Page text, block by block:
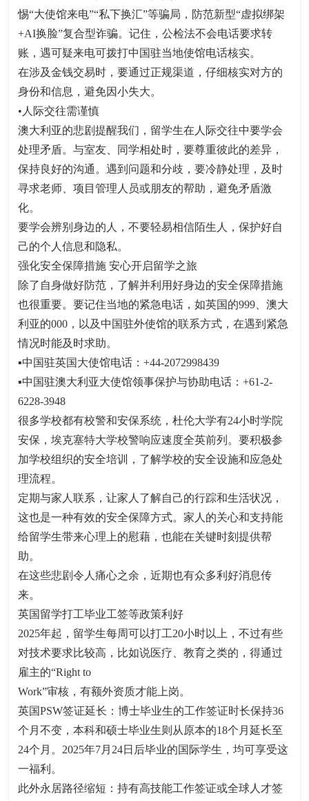
惕“大使馆来电”“私下换汇”等骗局，防范新型“虚拟绑架
+AI换脸”复合型诈骗。记住，公检法不会电话要求转
账，遇可疑来电可拨打中国驻当地使馆电话核实。
在涉及金钱交易时，要通过正规渠道，仔细核实对方的
身份和信息，避免因小失大。
•人际交往需谨慎
澳大利亚的悲剧提醒我们，留学生在人际交往中要学会
处理矛盾。与室友、同学相处时，要尊重彼此的差异，
保持良好的沟通。遇到问题和分歧，要冷静处理，及时
寻求老师、项目管理人员或朋友的帮助，避免矛盾激
化。
要学会辨别身边的人，不要轻易相信陌生人，保护好自
己的个人信息和隐私。
强化安全保障措施 安心开启留学之旅
除了自身做好防范，了解并利用好身边的安全保障措施
也很重要。要记住当地的紧急电话，如英国的999、澳大
利亚的000，以及中国驻外使馆的联系方式，在遇到紧急
情况时能及时求助。
▪中国驻英国大使馆电话：+44-2072998439
▪中国驻澳大利亚大使馆领事保护与协助电话：+61-2-
6228-3948
很多学校都有校警和安保系统，杜伦大学有24小时学院
安保，埃克塞特大学校警响应速度全英前列。要积极参
加学校组织的安全培训，了解学校的安全设施和应急处
理流程。
定期与家人联系，让家人了解自己的行踪和生活状况，
这也是一种有效的安全保障方式。家人的关心和支持能
给留学生带来心理上的慰藉，也能在关键时刻提供帮
助。
在这些悲剧令人痛心之余，近期也有众多利好消息传
来。
英国留学打工毕业工签等政策利好
2025年起，留学生每周可以打工20小时以上，不过有些
对技术要求比较高，比如说医疗、教育之类的，得通过
雇主的“Right to
Work”审核，有额外资质才能上岗。
英国PSW签证延长：博士毕业生的工作签证时长保持36
个月不变，本科和硕士毕业生则从原本的18个月延长至
24个月。2025年7月24日后毕业的国际学生，均可享受这
一福利。
此外永居路径缩短：持有高技能工作签证或全球人才签